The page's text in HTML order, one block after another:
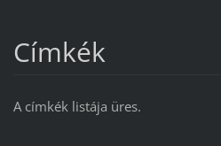
Címkék
A címkék listája üres.